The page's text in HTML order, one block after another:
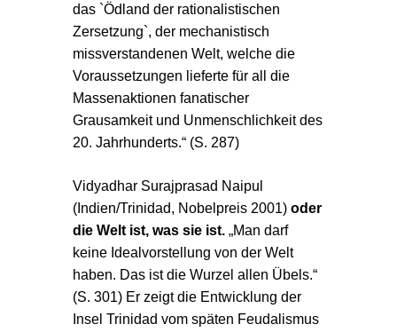
das `Ödland der rationalistischen
Zersetzung`, der mechanistisch
missverstandenen Welt, welche die
Voraussetzungen lieferte für all die
Massenaktionen fanatischer
Grausamkeit und Unmenschlichkeit des
20. Jahrhunderts.“ (S. 287)
Vidyadhar Surajprasad Naipul
(Indien/Trinidad, Nobelpreis 2001) oder
die Welt ist, was sie ist. „Man darf
keine Idealvorstellung von der Welt
haben. Das ist die Wurzel allen Übels.“
(S. 301) Er zeigt die Entwicklung der
Insel Trinidad vom späten Feudalismus